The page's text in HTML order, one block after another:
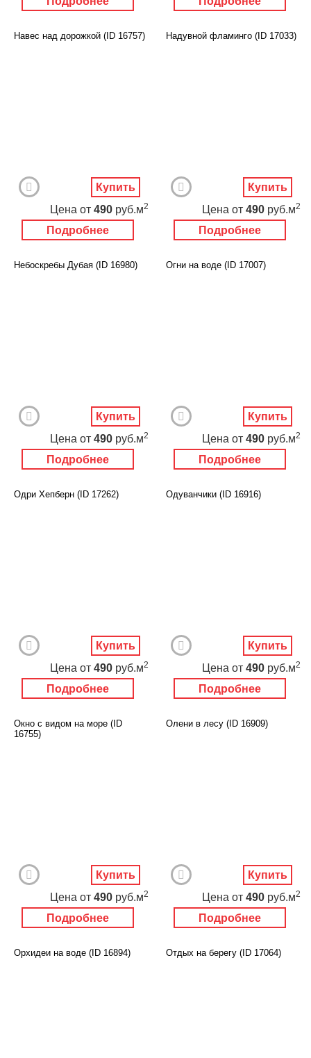
Навес над дорожкой (ID 16757)
Подробнее
Цена от 490 руб.м2
Купить
Надувной фламинго (ID 17033)
Подробнее
Цена от 490 руб.м2
Купить
Небоскребы Дубая (ID 16980)
Подробнее
Цена от 490 руб.м2
Купить
Огни на воде (ID 17007)
Подробнее
Цена от 490 руб.м2
Купить
Одри Хепберн (ID 17262)
Подробнее
Цена от 490 руб.м2
Купить
Одуванчики (ID 16916)
Подробнее
Цена от 490 руб.м2
Купить
Окно с видом на море (ID
16755)
Подробнее
Цена от 490 руб.м2
Купить
Олени в лесу (ID 16909)
Подробнее
Цена от 490 руб.м2
Купить
Орхидеи на воде (ID 16894) Отдых на берегу (ID 17064)